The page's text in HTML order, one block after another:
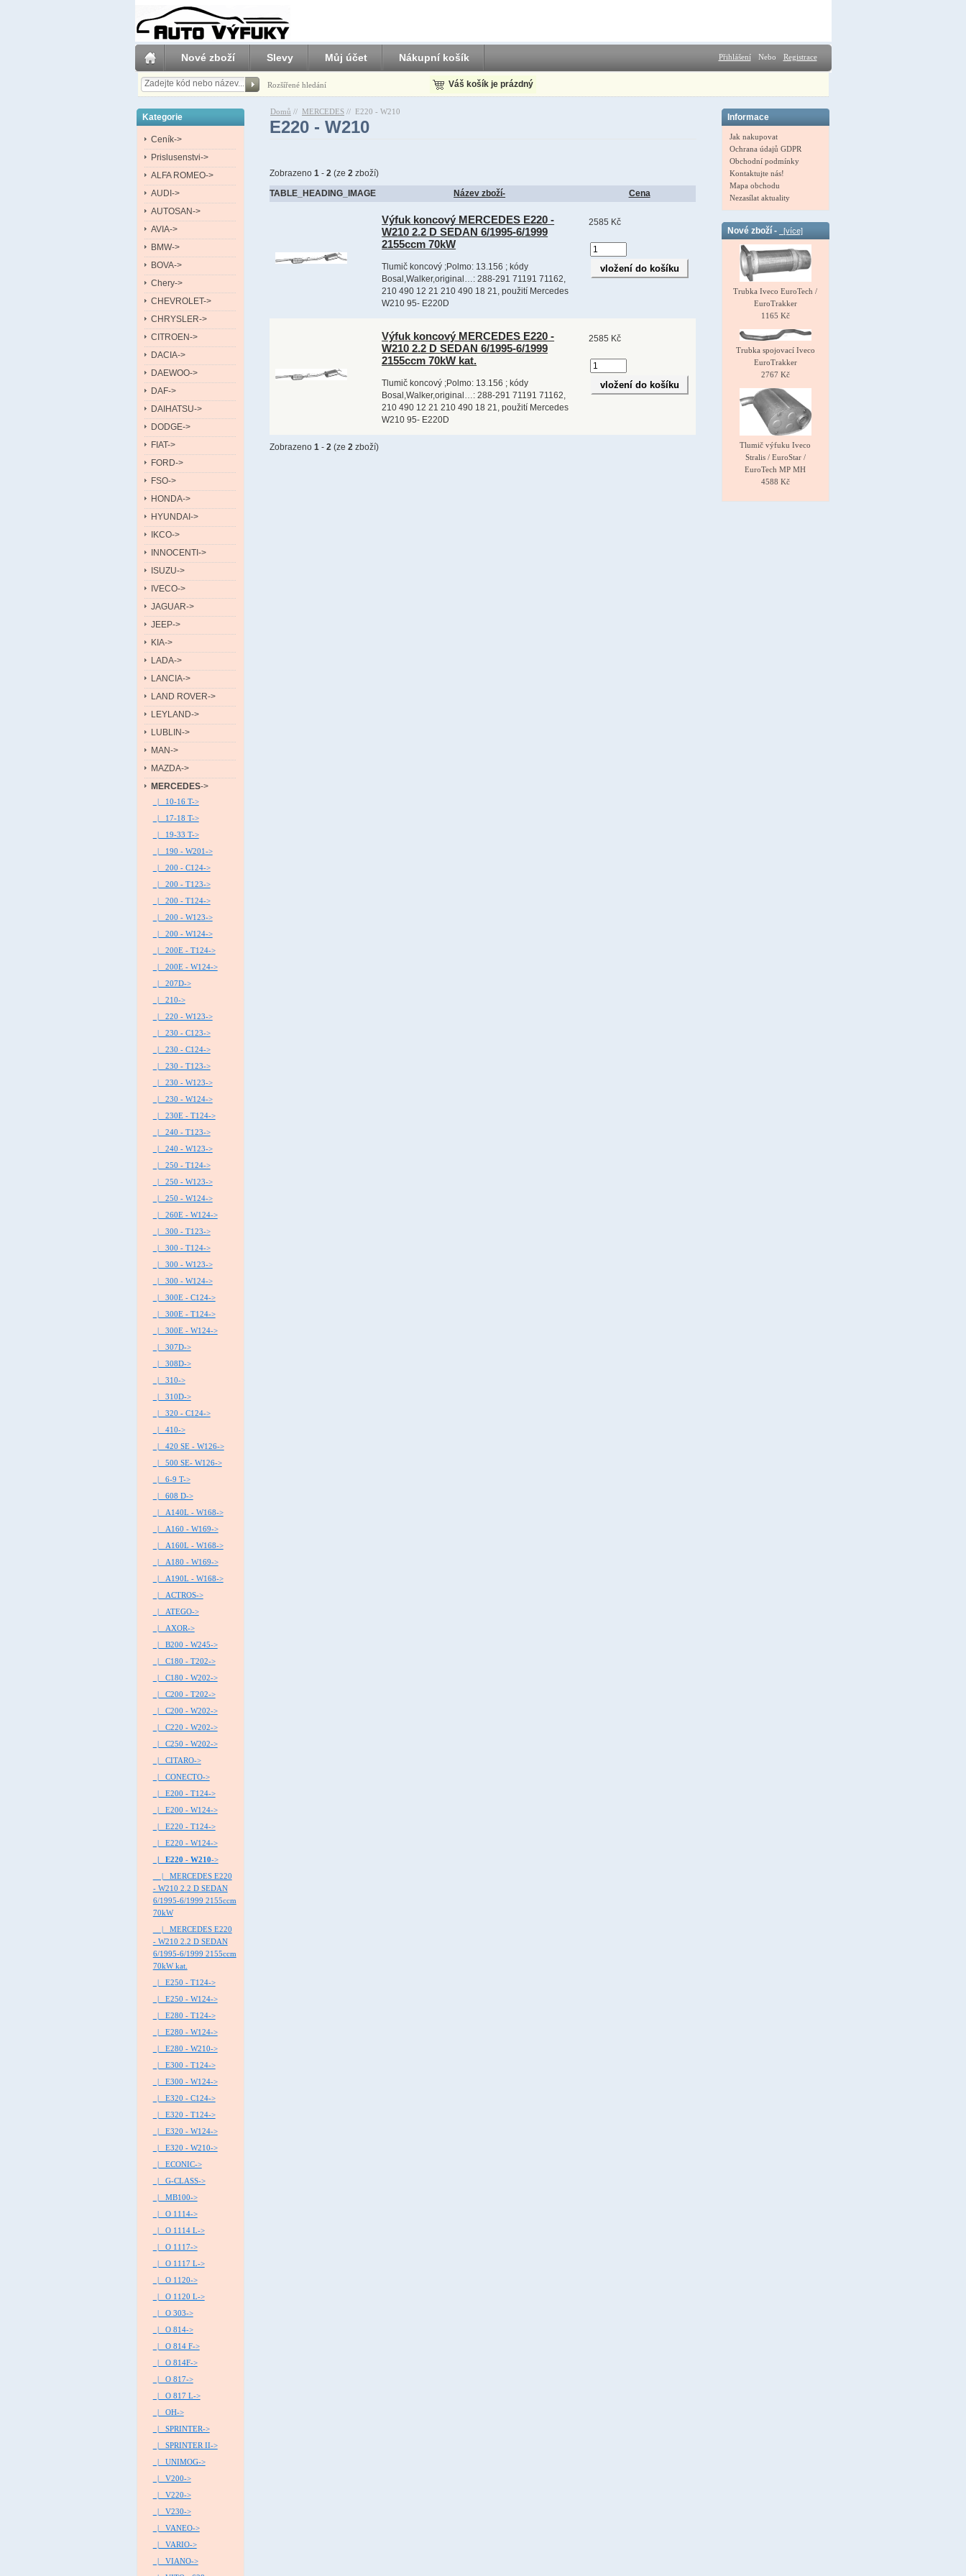
Nové zboží Slevy Můj účet Nákupní košík Přihlášení Nebo Registrace
Rozšířené hledání Váš košík je prázdný
Kategorie
Ceník->
Prislusenstvi->
ALFA ROMEO->
AUDI->
AUTOSAN->
AVIA->
BMW->
BOVA->
Chery->
CHEVROLET->
CHRYSLER->
CITROEN->
DACIA->
DAEWOO->
DAF->
DAIHATSU->
DODGE->
FIAT->
FORD->
FSO->
HONDA->
HYUNDAI->
IKCO->
INNOCENTI->
ISUZU->
IVECO->
JAGUAR->
JEEP->
KIA->
LADA->
LANCIA->
LAND ROVER->
LEYLAND->
LUBLIN->
MAN->
MAZDA->
MERCEDES->
|_ 10-16 T->
|_ 17-18 T->
|_ 19-33 T->
|_ 190 - W201->
|_ 200 - C124->
|_ 200 - T123->
|_ 200 - T124->
|_ 200 - W123->
|_ 200 - W124->
|_ 200E - T124->
|_ 200E - W124->
|_ 207D->
|_ 210->
|_ 220 - W123->
|_ 230 - C123->
|_ 230 - C124->
|_ 230 - T123->
|_ 230 - W123->
|_ 230 - W124->
|_ 230E - T124->
|_ 240 - T123->
|_ 240 - W123->
|_ 250 - T124->
|_ 250 - W123->
|_ 250 - W124->
|_ 260E - W124->
|_ 300 - T123->
|_ 300 - T124->
|_ 300 - W123->
|_ 300 - W124->
|_ 300E - C124->
|_ 300E - T124->
|_ 300E - W124->
|_ 307D->
|_ 308D->
|_ 310->
|_ 310D->
|_ 320 - C124->
|_ 410->
|_ 420 SE - W126->
|_ 500 SE- W126->
|_ 6-9 T->
|_ 608 D->
|_ A140L - W168->
|_ A160 - W169->
|_ A160L - W168->
|_ A180 - W169->
|_ A190L - W168->
|_ ACTROS->
|_ ATEGO->
|_ AXOR->
|_ B200 - W245->
|_ C180 - T202->
|_ C180 - W202->
|_ C200 - T202->
|_ C200 - W202->
|_ C220 - W202->
|_ C250 - W202->
|_ CITARO->
|_ CONECTO->
|_ E200 - T124->
|_ E200 - W124->
|_ E220 - T124->
|_ E220 - W124->
|_ E220 - W210->
|_ MERCEDES E220
- W210 2.2 D SEDAN
6/1995-6/1999 2155ccm
70kW
|_ MERCEDES E220
- W210 2.2 D SEDAN
6/1995-6/1999 2155ccm
70kW kat.
|_ E250 - T124->
|_ E250 - W124->
|_ E280 - T124->
|_ E280 - W124->
|_ E280 - W210->
|_ E300 - T124->
|_ E300 - W124->
|_ E320 - C124->
|_ E320 - T124->
|_ E320 - W124->
|_ E320 - W210->
|_ ECONIC->
|_ G-CLASS->
|_ MB100->
|_ O 1114->
|_ O 1114 L->
|_ O 1117->
|_ O 1117 L->
|_ O 1120->
|_ O 1120 L->
|_ O 303->
|_ O 814->
|_ O 814 F->
|_ O 814F->
|_ O 817->
|_ O 817 L->
|_ OH->
|_ SPRINTER->
|_ SPRINTER II->
|_ UNIMOG->
|_ V200->
|_ V220->
|_ V230->
|_ VANEO->
|_ VARIO->
|_ VIANO->
Domů // MERCEDES // E220 - W210
E220 - W210
Zobrazeno1 -2 (ze2 zboží)
TABLE_HEADING_IMAGE Název zboží- Cena
Výfuk koncový MERCEDES E220 -
W210 2.2 D SEDAN 6/1995-6/1999
2155ccm 70kW
Tlumič koncový ;Polmo: 13.156 ; kódy
Bosal,Walker,original…: 288-291 71191 71162,
210 490 12 21 210 490 18 21, použití Mercedes
W210 95- E220D
2585 Kč
Výfuk koncový MERCEDES E220 -
W210 2.2 D SEDAN 6/1995-6/1999
2155ccm 70kW kat.
Tlumič koncový ;Polmo: 13.156 ; kódy
Bosal,Walker,original…: 288-291 71191 71162,
210 490 12 21 210 490 18 21, použití Mercedes
W210 95- E220D
2585 Kč
Zobrazeno1 -2 (ze2 zboží)
Informace
Jak nakupovat
Ochrana údajů GDPR
Obchodní podmínky
Kontaktujte nás!
Mapa obchodu
Nezasílat aktuality
Nové zboží - [více]
Trubka Iveco EuroTech /
EuroTrakker
1165 Kč
Trubka spojovací Iveco
EuroTrakker
2767 Kč
Tlumič výfuku Iveco
Stralis / EuroStar /
EuroTech MP MH
4588 Kč